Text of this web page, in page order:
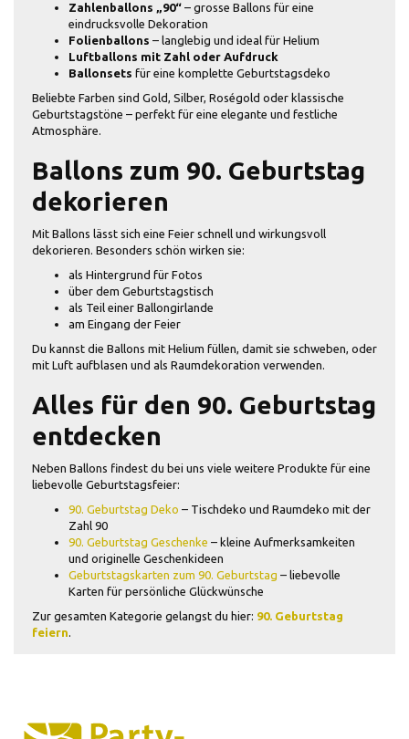
Zahlenballons „90“ – grosse Ballons für eine
eindrucksvolle Dekoration
Folienballons – langlebig und ideal für Helium
Luftballons mit Zahl oder Aufdruck
Ballonsets für eine komplette Geburtstagsdeko
Beliebte Farben sind Gold, Silber, Roségold oder klassische
Geburtstagstöne – perfekt für eine elegante und festliche
Atmosphäre.
Ballons zum 90. Geburtstag
dekorieren
Mit Ballons lässt sich eine Feier schnell und wirkungsvoll
dekorieren. Besonders schön wirken sie:
als Hintergrund für Fotos
über dem Geburtstagstisch
als Teil einer Ballongirlande
am Eingang der Feier
Du kannst die Ballons mit Helium füllen, damit sie schweben, oder
mit Luft aufblasen und als Raumdekoration verwenden.
Alles für den 90. Geburtstag
entdecken
Neben Ballons findest du bei uns viele weitere Produkte für eine
liebevolle Geburtstagsfeier:
90. Geburtstag Deko – Tischdeko und Raumdeko mit der
Zahl 90
90. Geburtstag Geschenke – kleine Aufmerksamkeiten
und originelle Geschenkideen
Geburtstagskarten zum 90. Geburtstag – liebevolle
Karten für persönliche Glückwünsche
Zur gesamten Kategorie gelangst du hier: 90. Geburtstag
feiern.